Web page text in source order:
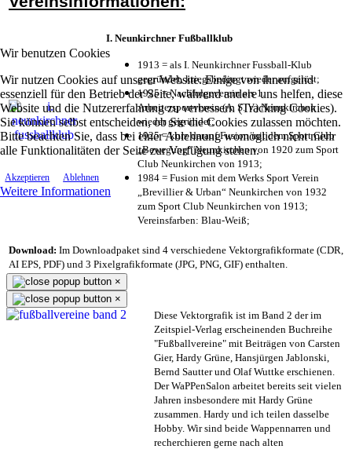
Wir benutzen Cookies
Wir nutzen Cookies auf unserer Website. Einige von ihnen sind
essenziell für den Betrieb der Seite, während andere uns helfen, diese
Website und die Nutzererfahrung zu verbessern (Tracking Cookies).
Sie können selbst entscheiden, ob Sie die Cookies zulassen möchten.
Bitte beachten Sie, dass bei einer Ablehnung womöglich nicht mehr
alle Funktionalitäten der Seite zur Verfügung stehen.
Akzeptieren Ablehnen
Weitere Informationen
I. Neunkirchner Fußballklub
1913 = als I. Neunkirchner Fussball-Klub
gegründet, kriegsbedingt wieder aufgelöst;
1925 = Nachfolgeverein als 1.
Arbeitersportverein (A. S. V.) Neunkirchen
wieder gegründet;
1925 = kurz darauf Fusion mit dem Sport Club
„Bewegung“ Neunkirchen von 1920 zum Sport
Club Neunkirchen von 1913;
1984 = Fusion mit dem Werks Sport Verein
„Brevillier & Urban“ Neunkirchen von 1932
zum Sport Club Neunkirchen von 1913;
Vereinsfarben: Blau-Weiß;
Download: Im Downloadpaket sind 4 verschiedene Vektorgrafikformate (CDR,
AI EPS, PDF) und 3 Pixelgrafikformate (JPG, PNG, GIF) enthalten.
×
×
Diese Vektorgrafik ist im Band 2 der im
Zeitspiel-Verlag erscheinenden Buchreihe
"Fußballvereine" mit Beiträgen von Carsten
Gier, Hardy Grüne, Hansjürgen Jablonski,
Bernd Sautter und Olaf Wuttke erschienen.
Der WaPPenSalon arbeitet bereits seit vielen
Jahren insbesondere mit Hardy Grüne
zusammen. Hardy und ich teilen dasselbe
Hobby. Wir sind beide Wappennarren und
recherchieren gerne nach alten